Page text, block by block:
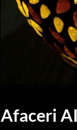
Afaceri